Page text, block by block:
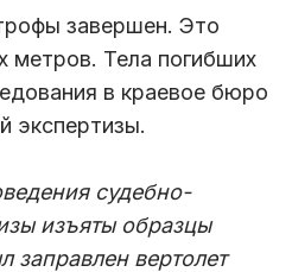
завершен. Это
метров. Тела погибших
в краевое бюро
экспертизы.
судебно-
изъяты образцы
заправлен вертолет